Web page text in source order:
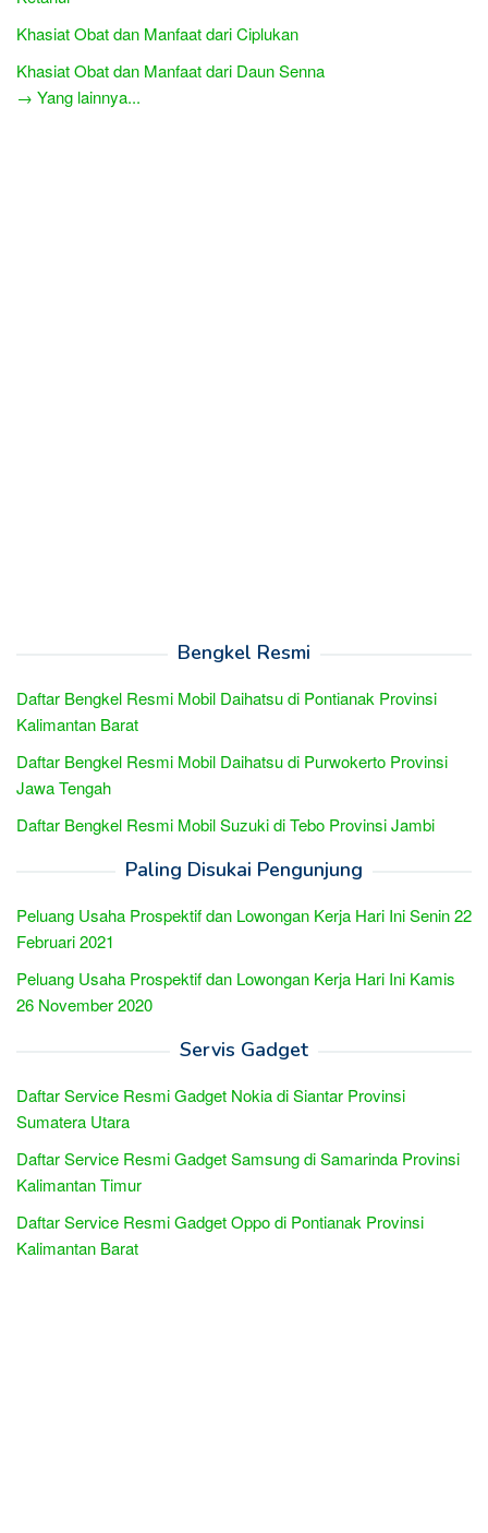
Khasiat Obat dan Manfaat dari Ciplukan
Khasiat Obat dan Manfaat dari Daun Senna
→ Yang lainnya...
Bengkel Resmi
Daftar Bengkel Resmi Mobil Daihatsu di Pontianak Provinsi
Kalimantan Barat
Daftar Bengkel Resmi Mobil Daihatsu di Purwokerto Provinsi
Jawa Tengah
Daftar Bengkel Resmi Mobil Suzuki di Tebo Provinsi Jambi
Paling Disukai Pengunjung
Peluang Usaha Prospektif dan Lowongan Kerja Hari Ini Senin 22
Februari 2021
Peluang Usaha Prospektif dan Lowongan Kerja Hari Ini Kamis
26 November 2020
Servis Gadget
Daftar Service Resmi Gadget Nokia di Siantar Provinsi
Sumatera Utara
Daftar Service Resmi Gadget Samsung di Samarinda Provinsi
Kalimantan Timur
Daftar Service Resmi Gadget Oppo di Pontianak Provinsi
Kalimantan Barat